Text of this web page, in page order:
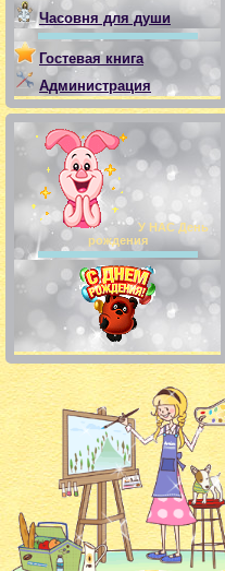
Часовня для души
Гостевая книга
Администрация
У НАС День
рождения